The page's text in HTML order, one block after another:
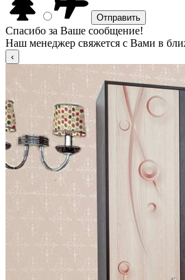
Спасибо за Ваше сообщение!
Наш менеджер свяжется с Вами в